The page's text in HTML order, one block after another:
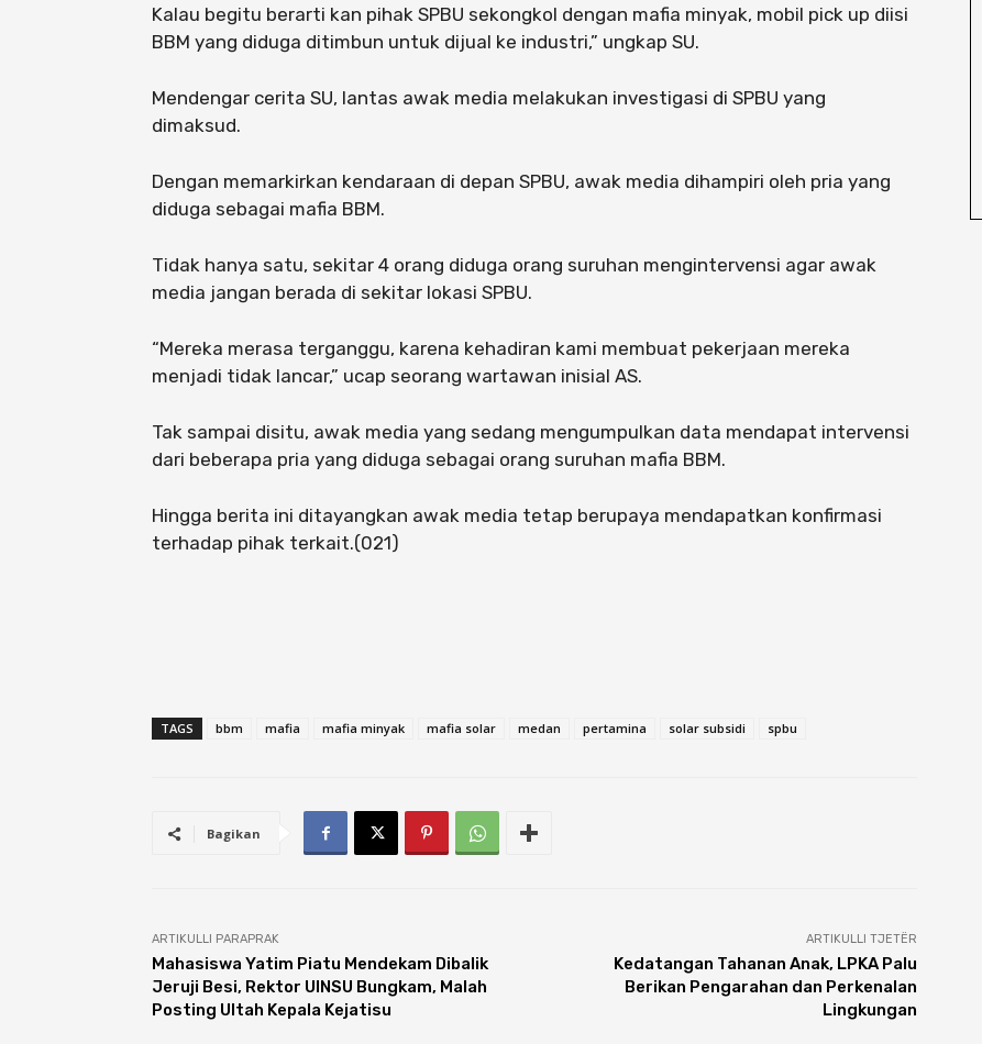
Kalau begitu berarti kan pihak SPBU sekongkol dengan mafia minyak, mobil pick up diisi
BBM yang diduga ditimbun untuk dijual ke industri,” ungkap SU.
Mendengar cerita SU, lantas awak media melakukan investigasi di SPBU yang
dimaksud.
Dengan memarkirkan kendaraan di depan SPBU, awak media dihampiri oleh pria yang
diduga sebagai mafia BBM.
Tidak hanya satu, sekitar 4 orang diduga orang suruhan mengintervensi agar awak
media jangan berada di sekitar lokasi SPBU.
“Mereka merasa terganggu, karena kehadiran kami membuat pekerjaan mereka
menjadi tidak lancar,” ucap seorang wartawan inisial AS.
Tak sampai disitu, awak media yang sedang mengumpulkan data mendapat intervensi
dari beberapa pria yang diduga sebagai orang suruhan mafia BBM.
Hingga berita ini ditayangkan awak media tetap berupaya mendapatkan konfirmasi
terhadap pihak terkait.(021)
TAGS bbm mafia mafia minyak mafia solar medan pertamina solar subsidi spbu
Bagikan
ARTIKULLI PARAPRAK
Mahasiswa Yatim Piatu Mendekam Dibalik
Jeruji Besi, Rektor UINSU Bungkam, Malah
Posting Ultah Kepala Kejatisu
ARTIKULLI TJETËR
Kedatangan Tahanan Anak, LPKA Palu
Berikan Pengarahan dan Perkenalan
Lingkungan